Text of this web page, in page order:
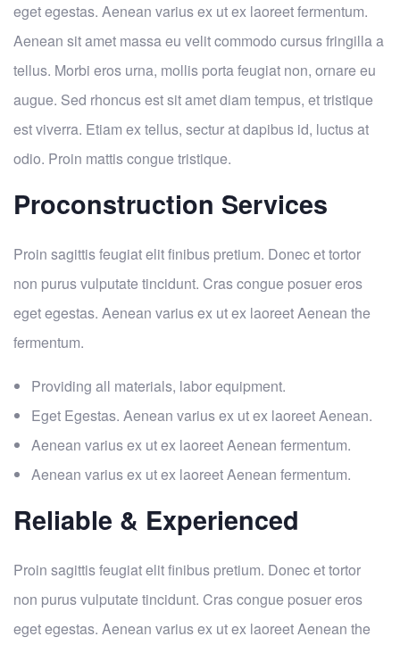
eget egestas. Aenean varius ex ut ex laoreet fermentum.
Aenean sit amet massa eu velit commodo cursus fringilla a
tellus. Morbi eros urna, mollis porta feugiat non, ornare eu
augue. Sed rhoncus est sit amet diam tempus, et tristique
est viverra. Etiam ex tellus, sectur at dapibus id, luctus at
odio. Proin mattis congue tristique.
Proconstruction Services
Proin sagittis feugiat elit finibus pretium. Donec et tortor
non purus vulputate tincidunt. Cras congue posuer eros
eget egestas. Aenean varius ex ut ex laoreet Aenean the
fermentum.
Providing all materials, labor equipment.
Eget Egestas. Aenean varius ex ut ex laoreet Aenean.
Aenean varius ex ut ex laoreet Aenean fermentum.
Aenean varius ex ut ex laoreet Aenean fermentum.
Reliable & Experienced
Proin sagittis feugiat elit finibus pretium. Donec et tortor
non purus vulputate tincidunt. Cras congue posuer eros
eget egestas. Aenean varius ex ut ex laoreet Aenean the